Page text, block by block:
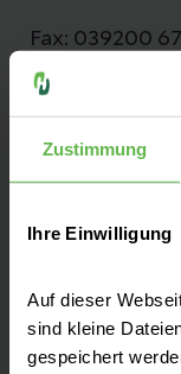
Zustimmung
Ihre Einwilligung
Auf dieser
sind kleine
gespeichert
Fax: 039200 67
E-Mail senden
In unserer
moderne
Unsere
Mittelpunkt.